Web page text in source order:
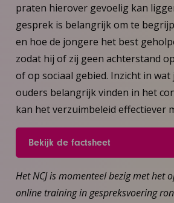
praten hierover gevoelig kan
gesprek is belangrijk om te
en hoe de jongere het best
zodat hij of zij geen achterstand
of op sociaal gebied. Inzicht in
ouders belangrijk vinden in het
kan het verzuimbeleid effectiever
Bekijk de factsheet
Het NCJ is momenteel bezig met het
online training in gespreksvoering